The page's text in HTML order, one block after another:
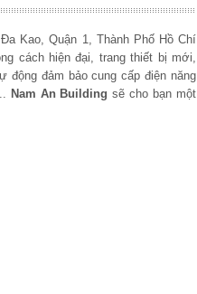
Kao, Quận 1, Thành Phố Hồ Chí
cách hiện đại, trang thiết bị mới,
động đảm bảo cung cấp điện năng
Nam An Building sẽ cho bạn một